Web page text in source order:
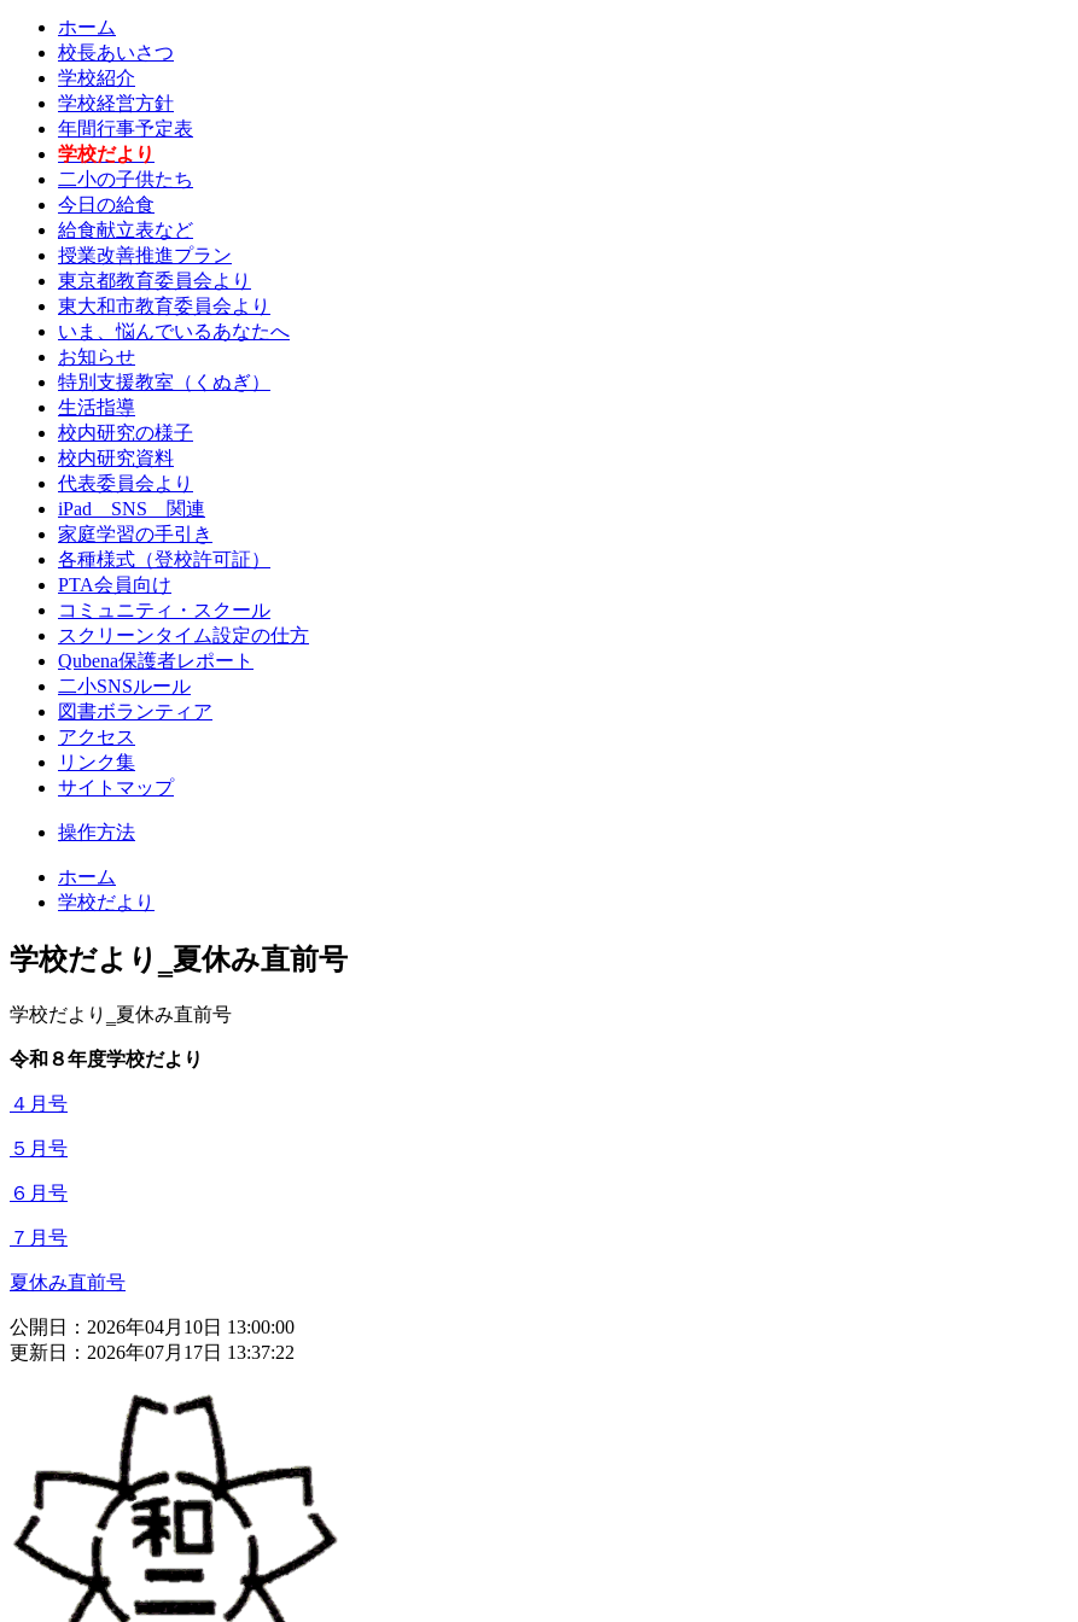
ホーム
校長あいさつ
学校紹介
学校経営方針
年間行事予定表
学校だより
二小の子供たち
今日の給食
給食献立表など
授業改善推進プラン
東京都教育委員会より
東大和市教育委員会より
いま、悩んでいるあなたへ
お知らせ
特別支援教室（くぬぎ）
生活指導
校内研究の様子
校内研究資料
代表委員会より
iPad SNS 関連
家庭学習の手引き
各種様式（登校許可証）
PTA会員向け
コミュニティ・スクール
スクリーンタイム設定の仕方
Qubena保護者レポート
二小SNSルール
図書ボランティア
アクセス
リンク集
サイトマップ
操作方法
ホーム
学校だより
学校だより‗夏休み直前号
学校だより‗夏休み直前号
令和８年度学校だより
４月号
５月号
６月号
７月号
夏休み直前号
公開日：2026年04月10日 13:00:00
更新日：2026年07月17日 13:37:22